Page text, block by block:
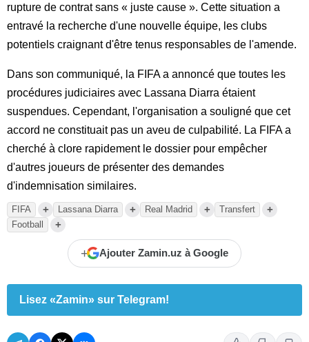
rupture de contrat sans « juste cause ». Cette situation a
entravé la recherche d'une nouvelle équipe, les clubs
potentiels craignant d'être tenus responsables de l'amende.
Dans son communiqué, la FIFA a annoncé que toutes les
procédures judiciaires avec Lassana Diarra étaient
suspendues. Cependant, l'organisation a souligné que cet
accord ne constituait pas un aveu de culpabilité. La FIFA a
cherché à clore rapidement le dossier pour empêcher
d'autres joueurs de présenter des demandes
d'indemnisation similaires.
FIFA + Lassana Diarra + Real Madrid + Transfert +
Football +
+ Ajouter Zamin.uz à Google
Lisez «Zamin» sur Telegram!